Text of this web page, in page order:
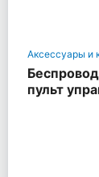
Аксессуары и
пульт